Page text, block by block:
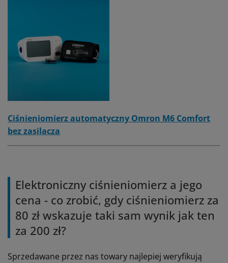
Ciśnieniomierz automatyczny Omron M6 Comfort
bez zasilacza
Elektroniczny ciśnieniomierz a jego
cena - co zrobić, gdy ciśnieniomierz za
80 zł wskazuje taki sam wynik jak ten
za 200 zł?
Sprzedawane przez nas towary najlepiej weryfikują